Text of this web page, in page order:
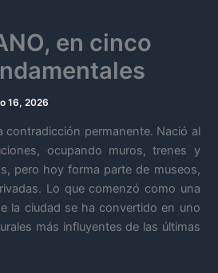
en cinco
16, 2026
contradicción permanente. Nació al
ocupando muros, trenes y
pero hoy forma parte de museos,
Lo que comenzó como una
la ciudad se ha convertido en uno
más influyentes de las últimas